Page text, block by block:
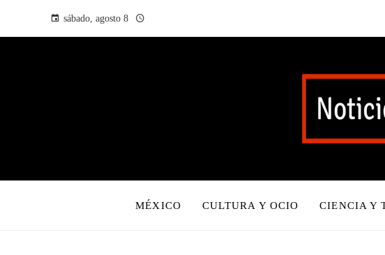
sábado, agosto 8
MÉXICO CULTURA Y OCIO CIENCIA Y